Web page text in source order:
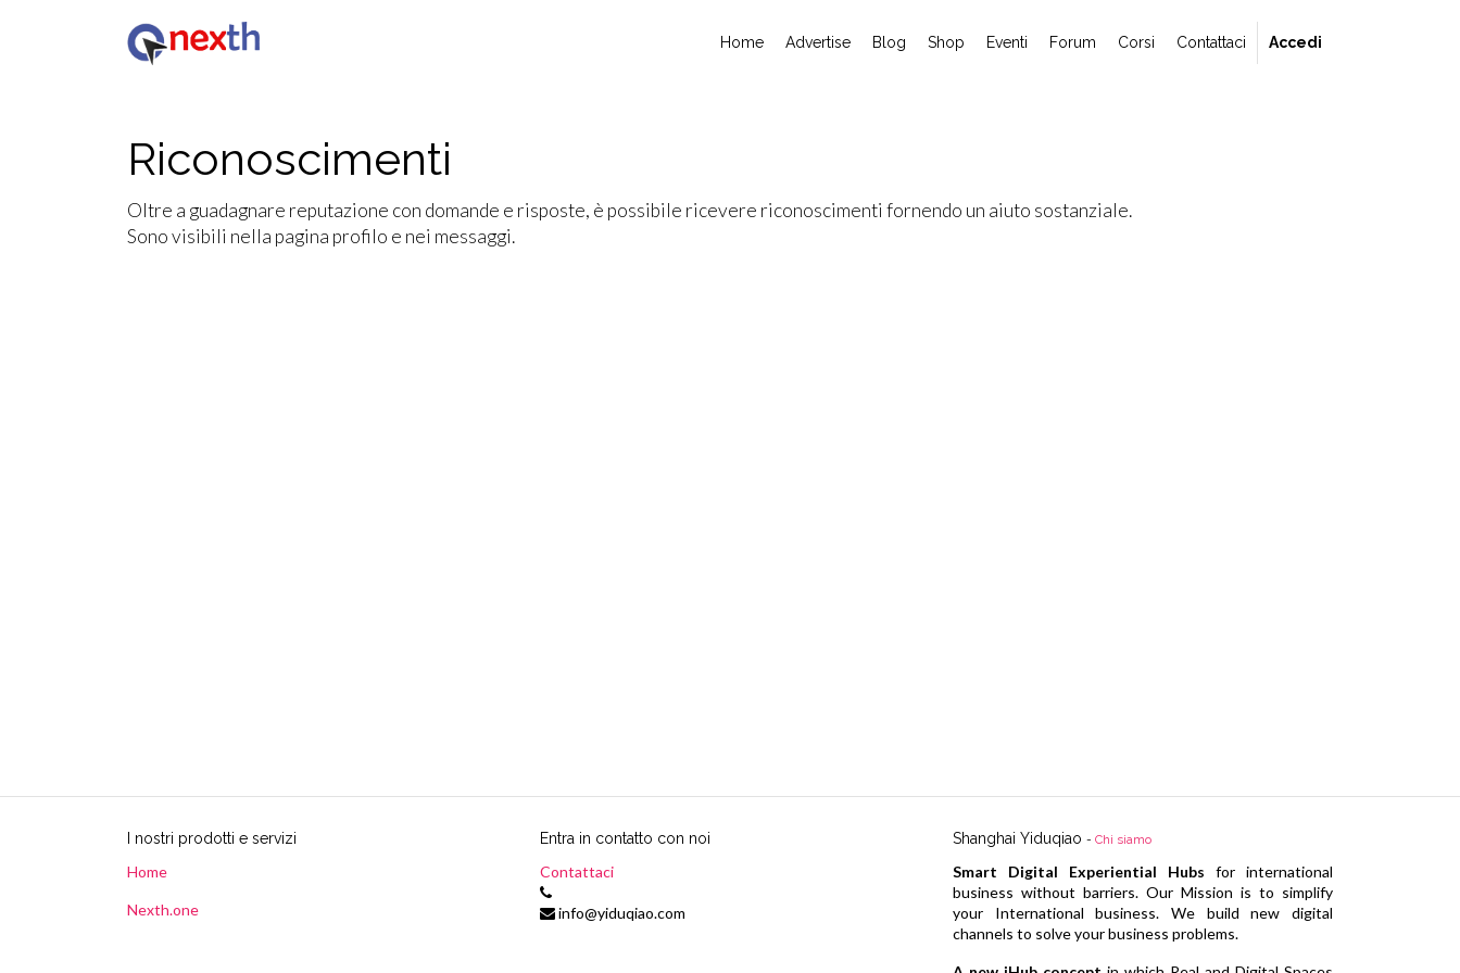
Home Advertise Blog Shop Eventi Forum Corsi Contattaci Accedi
Riconoscimenti
Oltre a guadagnare reputazione con domande e risposte, è possibile ricevere riconoscimenti fornendo un aiuto sostanziale.
Sono visibili nella pagina profilo e nei messaggi.
I nostri prodotti e servizi
Home
Nexth.one
Entra in contatto con noi
Contattaci
info@yiduqiao.com
Shanghai Yiduqiao - Chi siamo
Smart Digital Experiential Hubs for international
business without barriers. Our Mission is to simplify
your International business. We build new digital
channels to solve your business problems.